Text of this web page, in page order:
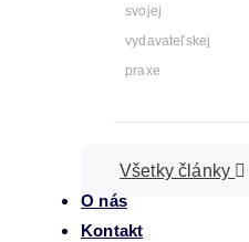
svojej
vydavateľskej
praxe
Všetky články
O nás
Kontakt